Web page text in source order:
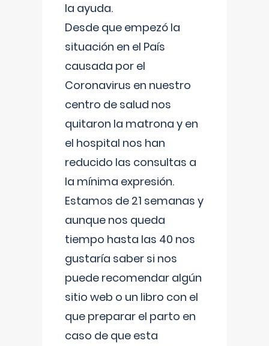
la ayuda.
Desde que empezó la
situación en el País
causada por el
Coronavirus en nuestro
centro de salud nos
quitaron la matrona y en
el hospital nos han
reducido las consultas a
la mínima expresión.
Estamos de 21 semanas y
aunque nos queda
tiempo hasta las 40 nos
gustaría saber si nos
puede recomendar algún
sitio web o un libro con el
que preparar el parto en
caso de que esta